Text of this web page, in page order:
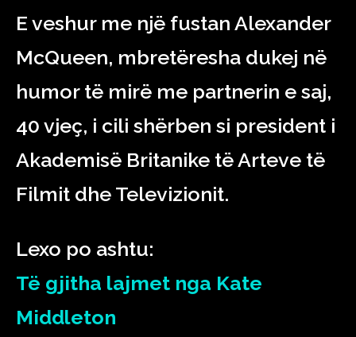
E veshur me një fustan Alexander
McQueen, mbretëresha dukej në
humor të mirë me partnerin e saj,
40 vjeç, i cili shërben si president i
Akademisë Britanike të Arteve të
Filmit dhe Televizionit.
Lexo po ashtu:
Të gjitha lajmet nga Kate
Middleton